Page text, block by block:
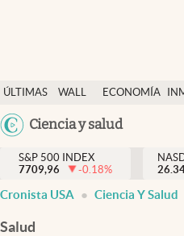
ÚLTIMAS
NOTICIAS
WALL
DÓLAR
ECONOMÍA
Ciencia y salud
Finanzas y economía
Wall Street y dólar
Inmigración
S&P 500 INDEX
7709,96
-0.18%
Cronista USA Ciencia Y Salud
Salud